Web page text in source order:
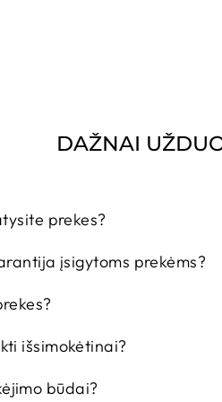
DAŽNAI
prekes?
įsigytoms prekėms?
išsimokėtinai?
būdai?